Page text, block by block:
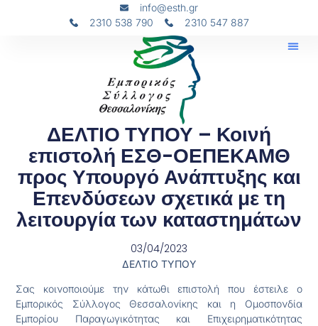
info@esth.gr
2310 538 790
2310 547 887
ΔΕΛΤΙΟ ΤΥΠΟΥ – Κοινή
επιστολή ΕΣΘ-ΟΕΠΕΚΑΜΘ
προς Υπουργό Ανάπτυξης και
Επενδύσεων σχετικά με τη
λειτουργία των καταστημάτων
03/04/2023
ΔΕΛΤΙΟ ΤΥΠΟΥ
Σας κοινοποιούμε την κάτωθι επιστολή που έστειλε ο
Εμπορικός Σύλλογος Θεσσαλονίκης και η Ομοσπονδία
Εμπορίου Παραγωγικότητας και Επιχειρηματικότητας